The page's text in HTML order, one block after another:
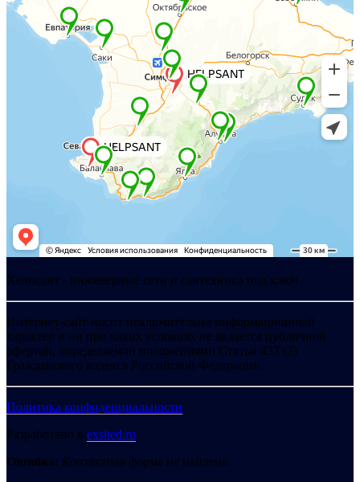
Хелпсант - инженерные сети и сантехника под ключ
Интернет-сайт носит исключительно информационный
характер и ни при каких условиях не является публичной
офертой, определяемой положениями Статьи 437 (2)
Гражданского кодекса Российской Федерации.
Политика конфиденциальности
Разработано в exsited.ru
Ошибка: Контактная форма не найдена.